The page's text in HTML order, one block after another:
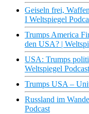
Geiseln frei,
I Weltspiegel
Trumps America
den USA? |
USA: Trumps
Weltspiegel Podcast
Trumps USA –
Russland im
Podcast